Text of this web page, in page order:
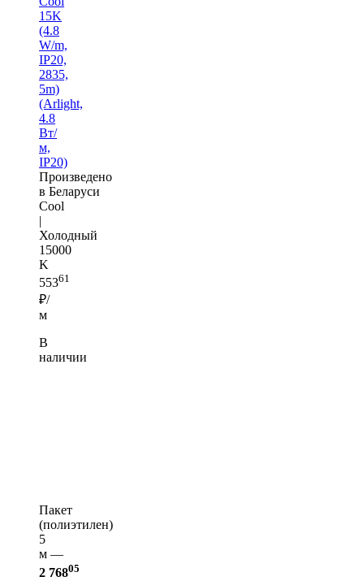
15K
(4.8
W/m,
IP20,
2835,
5m)
(Arlight,
4.8
Вт/
м,
IP20)
Произведено
в Беларуси
Cool
|
Холодный
15000
K
55361
₽/
м
В
наличии
Пакет
(полиэтилен)
5
м —
2 76805